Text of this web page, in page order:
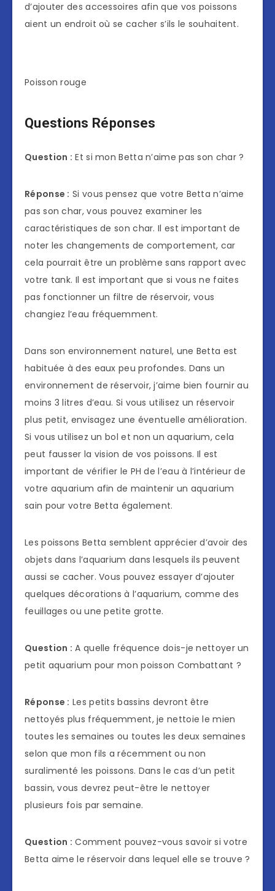
d’ajouter des accessoires afin que vos poissons
aient un endroit où se cacher s’ils le souhaitent.
Poisson rouge
Questions Réponses
Question : Et si mon Betta n’aime pas son char ?
Réponse : Si vous pensez que votre Betta n’aime
pas son char, vous pouvez examiner les
caractéristiques de son char. Il est important de
noter les changements de comportement, car
cela pourrait être un problème sans rapport avec
votre tank. Il est important que si vous ne faites
pas fonctionner un filtre de réservoir, vous
changiez l’eau fréquemment.
Dans son environnement naturel, une Betta est
habituée à des eaux peu profondes. Dans un
environnement de réservoir, j’aime bien fournir au
moins 3 litres d’eau. Si vous utilisez un réservoir
plus petit, envisagez une éventuelle amélioration.
Si vous utilisez un bol et non un aquarium, cela
peut fausser la vision de vos poissons. Il est
important de vérifier le PH de l’eau à l’intérieur de
votre aquarium afin de maintenir un aquarium
sain pour votre Betta également.
Les poissons Betta semblent apprécier d’avoir des
objets dans l’aquarium dans lesquels ils peuvent
aussi se cacher. Vous pouvez essayer d’ajouter
quelques décorations à l’aquarium, comme des
feuillages ou une petite grotte.
Question : A quelle fréquence dois-je nettoyer un
petit aquarium pour mon poisson Combattant ?
Réponse : Les petits bassins devront être
nettoyés plus fréquemment, je nettoie le mien
toutes les semaines ou toutes les deux semaines
selon que mon fils a récemment ou non
suralimenté les poissons. Dans le cas d’un petit
bassin, vous devrez peut-être le nettoyer
plusieurs fois par semaine.
Question : Comment pouvez-vous savoir si votre
Betta aime le réservoir dans lequel elle se trouve ?